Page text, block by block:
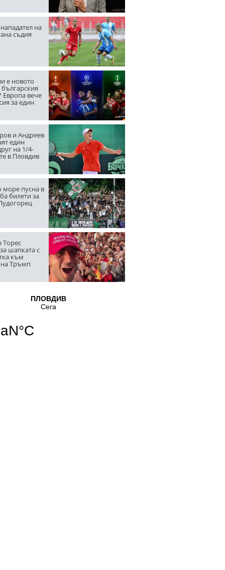
на
съдия
е новото
Европа вече
за един
и Андреев
един
на 1/4-
в Пловдив
море пусна в
билети за
Торес
шапката с
към
Тръмп